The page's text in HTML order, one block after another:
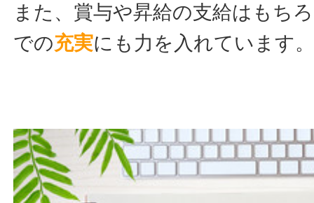
また、賞与や昇給の支給はもち
での充実にも力を入れています